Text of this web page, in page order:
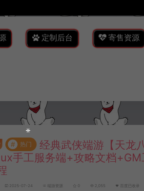
定制后台 寄售资源
# 热门
经典武侠端游【天龙
手工服务端+攻略文档
2025-07-24 端游资源 0 2,055 百度已收录